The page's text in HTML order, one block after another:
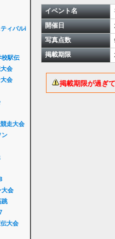
ィバルi
校駅伝
会
会
走大会
ン
大会
跳
大会
イベント名
開催日
写真点数
掲載期限
掲載期限が過ぎ